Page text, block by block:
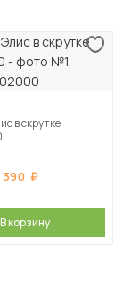
в скрутке
390
В корзину